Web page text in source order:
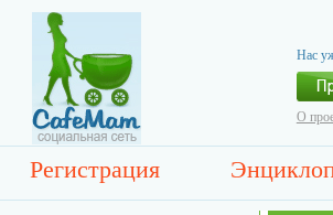
Нас
О
Регистрация